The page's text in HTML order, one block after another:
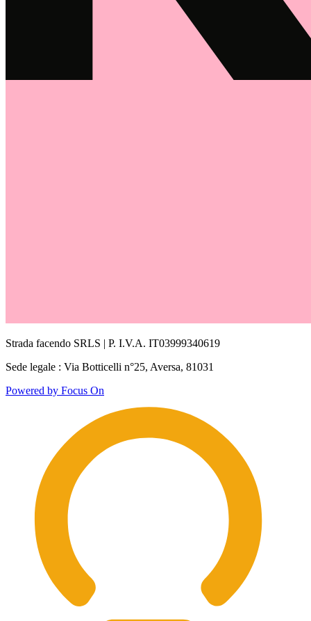
Strada facendo SRLS | P. I.V.A. IT03999340619
Sede legale : Via Botticelli n°25, Aversa, 81031
Powered by Focus On